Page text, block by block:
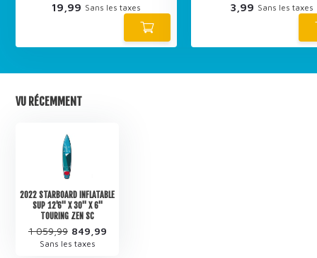
19,99 Sans les taxes 3,99 Sans les taxes
VU RÉCEMMENT
2022 STARBOARD INFLATABLE
SUP 12'6" X 30" X 6"
TOURING ZEN SC
1 059,99 849,99
Sans les taxes